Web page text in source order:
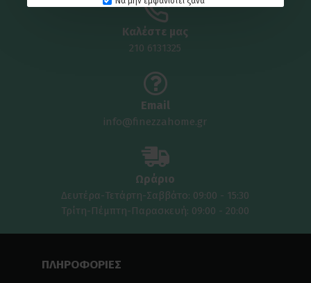
Καλέστε μας
210 6131325
Email
info@finezzahome.gr
Ωράριο
Δευτέρα-Τετάρτη-Σαββάτο: 09:00 - 15:30
Τρίτη-Πέμπτη-Παρασκευή: 09:00 - 20:00
ΠΛΗΡΟΦΟΡΙΕΣ